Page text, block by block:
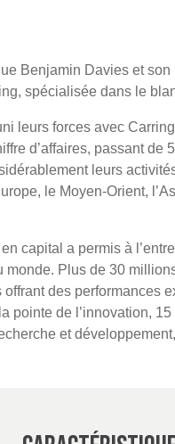
Benjamin Davies et
spécialisée dans le
leurs forces avec
d’affaires, passant de
leurs
le Moyen-Orient,
capital a permis à
Plus de 30
des performances
pointe de l’innovation,
et